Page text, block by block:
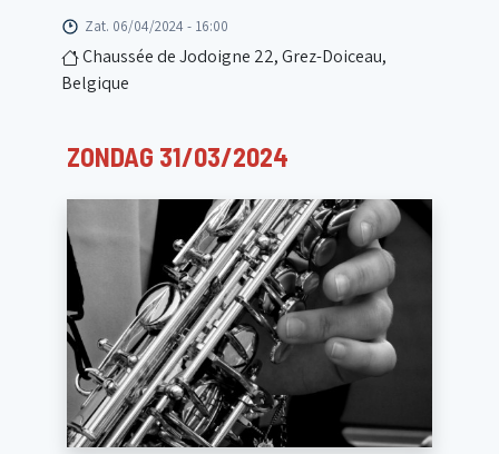
Zat. 06/04/2024 - 16:00
Chaussée de Jodoigne 22, Grez-Doiceau,
Belgique
ZONDAG 31/03/2024